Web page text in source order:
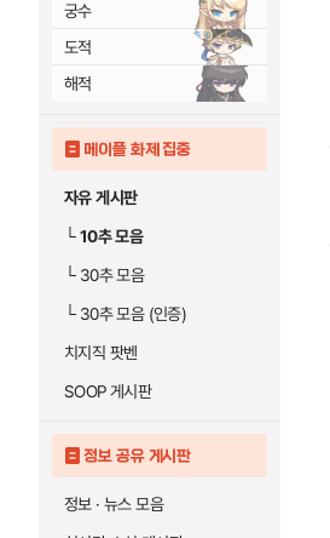
궁수
도적
해적
메이플 화제 집중
자유 게시판
└10추 모음
└30추 모음
└30추 모음 (인증)
치지직 팟벤
SOOP 게시판
정보 공유 게시판
정보 · 뉴스 모음